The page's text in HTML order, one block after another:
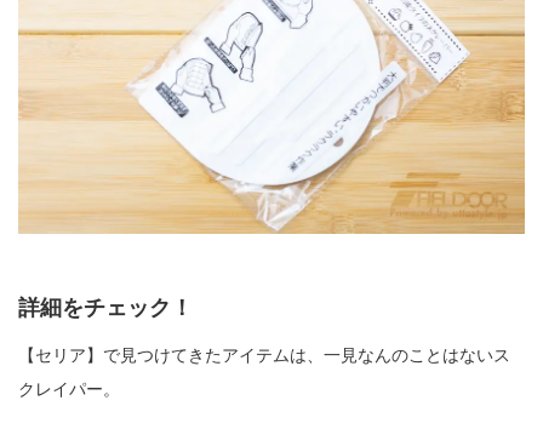
詳細をチェック！
【セリア】で見つけてきたアイテムは、一見なんのことはないス
クレイパー。